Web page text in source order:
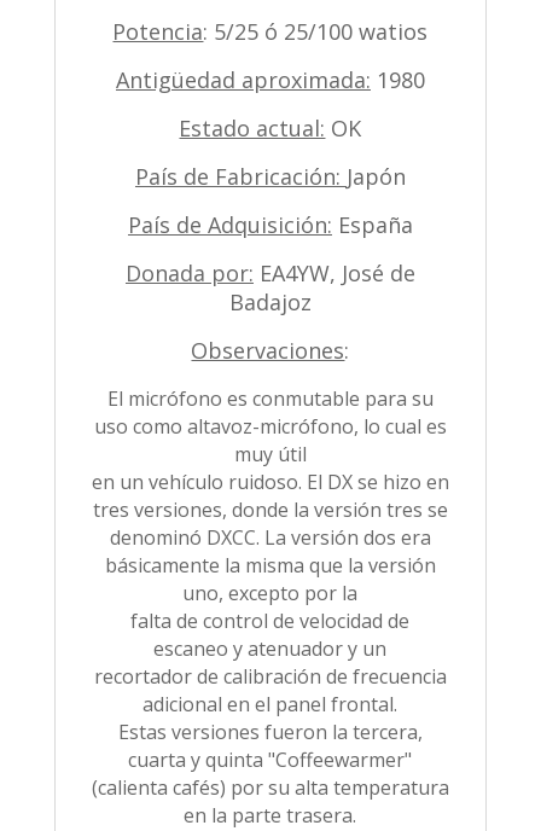
Potencia: 5/25 ó 25/100 watios
Antigüedad aproximada: 1980
Estado actual: OK
País de Fabricación: Japón
País de Adquisición: España
Donada por: EA4YW, José de
Badajoz
Observaciones:
El micrófono es conmutable para su
uso como altavoz-micrófono, lo cual es
muy útil
en un vehículo ruidoso. El DX se hizo en
tres versiones, donde la versión tres se
denominó DXCC. La versión dos era
básicamente la misma que la versión
uno, excepto por la
falta de control de velocidad de
escaneo y atenuador y un
recortador de calibración de frecuencia
adicional en el panel frontal.
Estas versiones fueron la tercera,
cuarta y quinta "Coffeewarmer"
(calienta cafés) por su alta temperatura
en la parte trasera.